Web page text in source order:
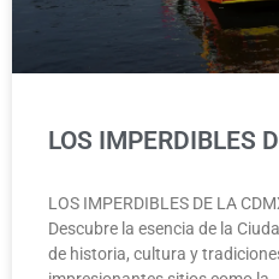
LOS IMPERDIBLES
LOS IMPERDIBLES DE LA
Descubre la esencia de la
de historia, cultura y